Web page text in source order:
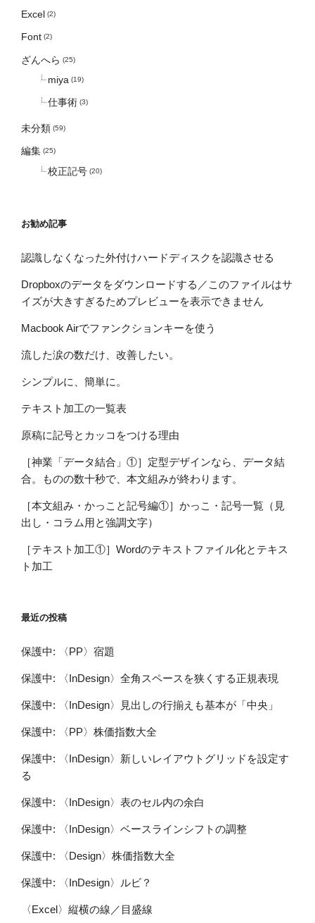
Excel (2)
Font (2)
ざんへら (25)
miya (19)
仕事術 (3)
未分類 (59)
編集 (25)
校正記号 (20)
お勧め記事
認識しなくなった外付けハードディスクを認識させる
Dropboxのデータをダウンロードする／このファイルはサ
イズが大きすぎるためプレビューを表示できません
Macbook Airでファンクションキーを使う
流した涙の数だけ、改善したい。
シンプルに、簡単に。
テキスト加工の一覧表
原稿に記号とカッコをつける理由
［神業「データ結合」①］定型デザインなら、データ結
合。ものの数十秒で、本文組みが終わります。
［本文組み・かっこと記号編①］かっこ・記号一覧（見
出し・コラム用と強調文字）
［テキスト加工①］Wordのテキストファイル化とテキス
ト加工
最近の投稿
保護中: 〈PP〉宿題
保護中: 〈InDesign〉全角スペースを狭くする正規表現
保護中: 〈InDesign〉見出しの行揃えも基本が「中央」
保護中: 〈PP〉株価指数大全
保護中: 〈InDesign〉新しいレイアウトグリッドを設定す
る
保護中: 〈InDesign〉表のセル内の余白
保護中: 〈InDesign〉ベースラインシフトの調整
保護中: 〈Design〉株価指数大全
保護中: 〈InDesign〉ルビ？
〈Excel〉縦横の線／目盛線